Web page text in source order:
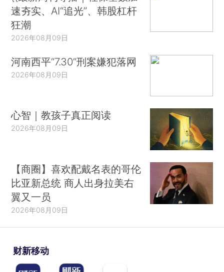
速夯实、AI“追光”、韩股杠杆
狂潮
2026年08月09日
河南西平“7.30”刑案嫌犯落网
2026年08月09日
心智｜教孩子真正阅读
2026年08月09日
【商圈】喜欢配戴名表的哥伦
比亚新总统 商人出身拉美右
翼又一员
2026年08月09日
财新移动